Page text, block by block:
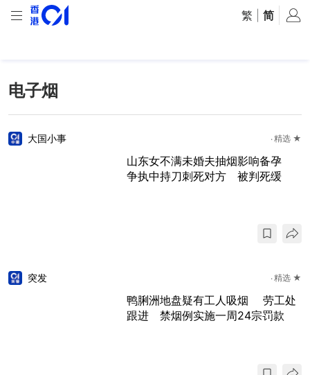
繁 简
电子烟
大国小事 精选 ★
山东女不满未婚夫抽烟影响备孕
争执中持刀刺死对方 被判死缓
突发 精选 ★
鸭脷洲地盘疑有工人吸烟 劳工处
跟进 禁烟例实施一周24宗罚款